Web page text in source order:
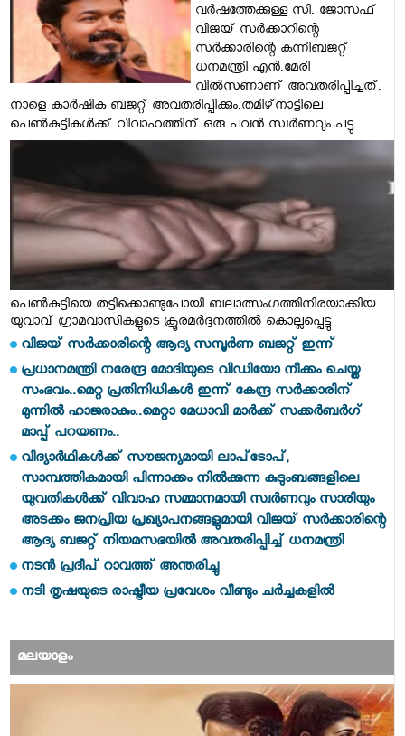
വര്‍ഷത്തേക്കുള്ള സി. ജോസഫ്
വിജയ് സര്‍ക്കാറിന്റെ
സര്‍ക്കാരിന്റെ കന്നിബജറ്റ്
ധനമന്ത്രി എന്‍.മേരി
വില്‍സണാണ് അവതരിപ്പിച്ചത്.
നാളെ കാര്‍ഷിക ബജറ്റ് അവതരിപ്പിക്കും.തമിഴ്‌നാട്ടിലെ
പെണ്‍കുട്ടികള്‍ക്ക് വിവാഹത്തിന് ഒരു പവന്‍ സ്വര്‍ണവും പട്ടു...
പെണ്‍കുട്ടിയെ തട്ടിക്കൊണ്ടുപോയി ബലാത്സംഗത്തിനിരയാക്കിയ
യുവാവ് ഗ്രാമവാസികളുടെ ക്രൂരമര്‍ദ്ദനത്തില്‍ കൊല്ലപ്പെട്ടു
വിജയ് സര്‍ക്കാരിന്റെ ആദ്യ സമ്പൂര്‍ണ ബജറ്റ് ഇന്ന്
പ്രധാനമന്ത്രി നരേന്ദ്ര മോദിയുടെ വിഡിയോ നീക്കം ചെയ്ത
സംഭവം..മെറ്റ പ്രതിനിധികൾ ഇന്ന് കേന്ദ്ര സർക്കാരിന്
മുന്നിൽ ഹാജരാകും..മെറ്റാ മേധാവി മാർക്ക് സക്കർബർഗ്
മാപ്പ് പറയണം..
വിദ്യാർഥികൾക്ക് സൗജന്യമായി ലാപ്‌ടോപ്,
സാമ്പത്തികമായി പിന്നാക്കം നിൽക്കുന്ന കുടുംബങ്ങളിലെ
യുവതികൾക്ക് വിവാഹ സമ്മാനമായി സ്വർണവും സാരിയും
അടക്കം ജനപ്രിയ പ്രഖ്യാപനങ്ങളുമായി വിജയ് സർക്കാരിന്റെ
ആദ്യ ബജറ്റ് നിയമസഭയിൽ അവതരിപ്പിച്ച് ധനമന്ത്രി
നടന്‍ പ്രദീപ് റാവത്ത് അന്തരിച്ചു
നടി തൃഷയുടെ രാഷ്ട്രീയ പ്രവേശം വീണ്ടും ചര്‍ച്ചകളില്‍
മലയാളം